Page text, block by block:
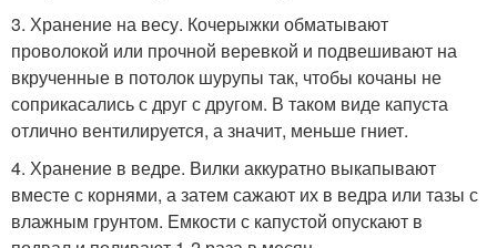
3. Хранение на весу. Кочерыжки обматывают
проволокой или прочной веревкой и подвешивают на
вкрученные в потолок шурупы так, чтобы кочаны не
соприкасались с друг с другом. В таком виде капуста
отлично вентилируется, а значит, меньше гниет.
4. Хранение в ведре. Вилки аккуратно выкапывают
вместе с корнями, а затем сажают их в ведра или тазы с
влажным грунтом. Емкости с капустой опускают в